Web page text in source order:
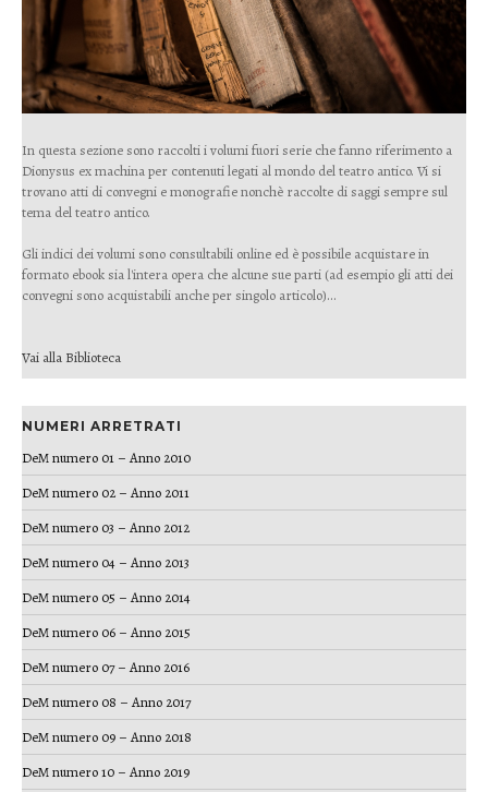
In questa sezione sono raccolti i volumi fuori serie che fanno riferimento a
Dionysus ex machina per contenuti legati al mondo del teatro antico. Vi si
trovano atti di convegni e monografie nonchè raccolte di saggi sempre sul
tema del teatro antico.
Gli indici dei volumi sono consultabili online ed è possibile acquistare in
formato ebook sia l'intera opera che alcune sue parti (ad esempio gli atti dei
convegni sono acquistabili anche per singolo articolo)...
Vai alla Biblioteca
NUMERI ARRETRATI
DeM numero 01 – Anno 2010
DeM numero 02 – Anno 2011
DeM numero 03 – Anno 2012
DeM numero 04 – Anno 2013
DeM numero 05 – Anno 2014
DeM numero 06 – Anno 2015
DeM numero 07 – Anno 2016
DeM numero 08 – Anno 2017
DeM numero 09 – Anno 2018
DeM numero 10 – Anno 2019